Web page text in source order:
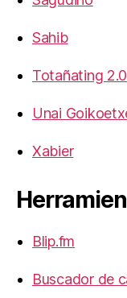
Sahib
Totañating 2.0
Unai
Xabier
Blip.fm
Buscador de